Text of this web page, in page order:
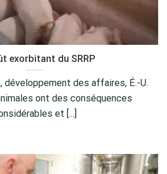
exorbitant du SRRP
développement des affaires, É.-U.
ont des conséquences
et [...]